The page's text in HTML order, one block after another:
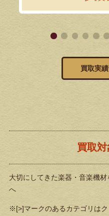
買取実
買取対
大切にしてきた楽器・音楽機材
へ
※[>]マークのあるカテゴリは